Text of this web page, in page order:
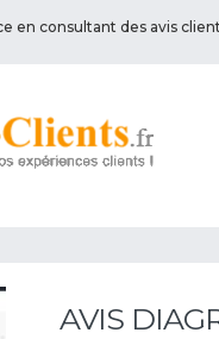
en consultant des avis
AVIS